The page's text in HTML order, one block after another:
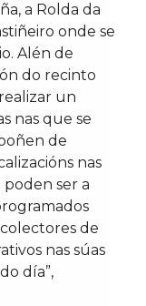
a Rolda da
onde se
Alén de
do recinto
un
nas que se
de
nas
ser a
de
nas súas
día”,